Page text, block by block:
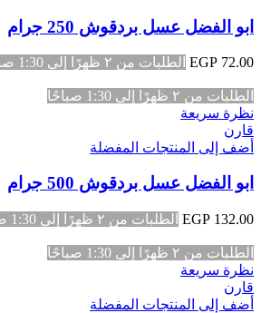
ابو الفضل عسل بردقوش 250 جرام
EGP 72.00 الطلبات من ٢ ظهرًا إلى 1:30 صباحًا
الطلبات من ٢ ظهرًا إلى 1:30 صباحًا
نظرة سريعة
قارن
أضف إلى المنتجات المفضلة
ابو الفضل عسل بردقوش 500 جرام
EGP 132.00 الطلبات من ٢ ظهرًا إلى 1:30 صباحًا
الطلبات من ٢ ظهرًا إلى 1:30 صباحًا
نظرة سريعة
قارن
أضف إلى المنتجات المفضلة